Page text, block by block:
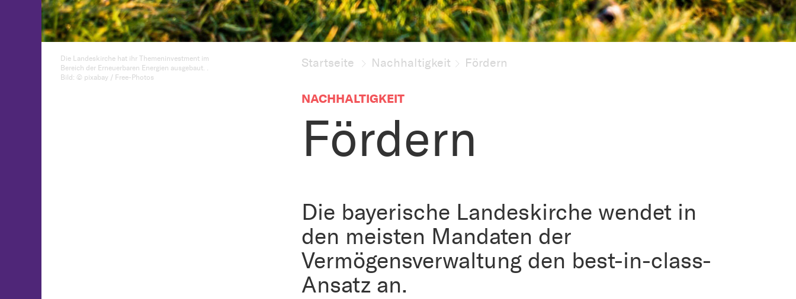
Die Landeskirche hat ihr Themeninvestment im
Bereich der Erneuerbaren Energien ausgebaut. .
Bild: © pixabay / Free-Photos
Startseite Nachhaltigkeit Fördern
NACHHALTIGKEIT
Fördern
Die bayerische Landeskirche wendet in
den meisten Mandaten der
Vermögensverwaltung den best-in-class-
Ansatz an.